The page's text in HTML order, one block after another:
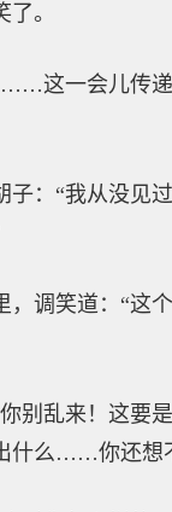
。
这一会儿传
：“我从没见
调笑道：“这
别乱来！这要
什么……你还想